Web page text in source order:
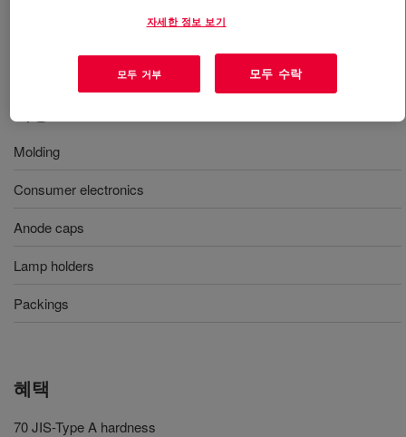
ゴム製品です。金型成形により、幅広い用途に使用する
ことができます。
Molding
Consumer electronics
Anode caps
Lamp holders
Packings
혜택
70 JIS-Type A hardness
자세한 정보 보기
모두 거부 모두 수락